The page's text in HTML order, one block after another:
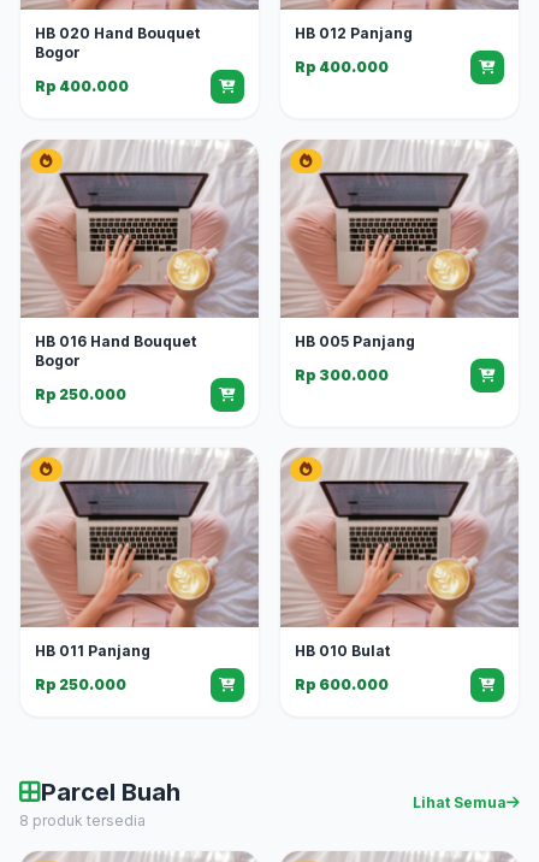
HB 020 Hand Bouquet
Bogor
Rp 400.000
HB 012 Panjang
Rp 400.000
HB 016 Hand Bouquet
Bogor
Rp 250.000
HB 005 Panjang
Rp 300.000
HB 011 Panjang
Rp 250.000
HB 010 Bulat
Rp 600.000
Parcel Buah
8 produk tersedia
Lihat Semua